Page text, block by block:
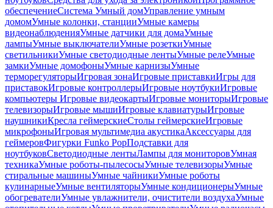
обеспечениеСистема Умный домУправление умным
домомУмные колонки, станцииУмные камеры
видеонаблюденияУмные датчики для домаУмные
лампыУмные выключателиУмные розеткиУмные
светильникиУмные светодиодные лентыУмные релеУмные
замкиУмные домофоныУмные карнизыУмные
терморегуляторыИгровая зонаИгровые приставкиИгры для
приставокИгровые контроллерыИгровые ноутбукиИгровые
компьютеры Игровые видеокартыИгровые мониторыИгровые
телевизорыИгровые мышиИгровые клавиатурыИгровые
наушникиКресла геймерскиеСтолы геймерскиеИгровые
микрофоныИгровая мультимедиа акустикаАксессуары для
геймеровФигурки Funko PopПодставки для
ноутбуковСветодиодные лентыЛампы для мониторовУмная
техникаУмные роботы-пылесосыУмные телевизорыУмные
стиральные машиныУмные чайникиУмные роботы
кулинарныеУмные вентиляторыУмные кондиционерыУмные
обогревателиУмные увлажнители, очистители воздухаУмные